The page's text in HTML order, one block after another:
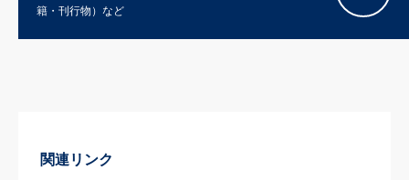
籍・刊行物）など
関連リンク